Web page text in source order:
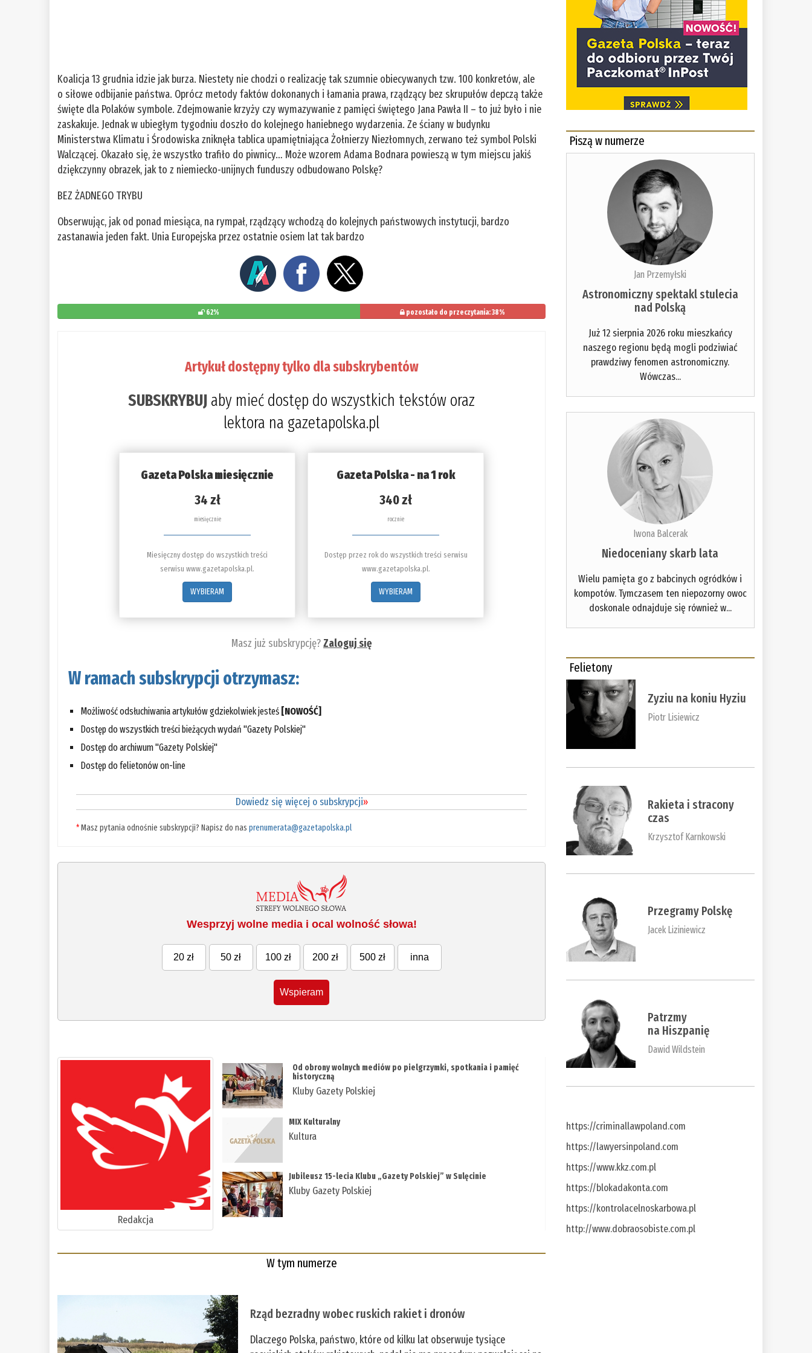
Koalicja 13 grudnia idzie jak burza. Niestety nie chodzi o realizację tak szumnie obiecywanych tzw. 100 konkretów, ale
o siłowe odbijanie państwa. Oprócz metody faktów dokonanych i łamania prawa, rządzący bez skrupułów depczą także
święte dla Polaków symbole. Zdejmowanie krzyży czy wymazywanie z pamięci świętego Jana Pawła II – to już było i nie
zaskakuje. Jednak w ubiegłym tygodniu doszło do kolejnego haniebnego wydarzenia. Ze ściany w budynku
Ministerstwa Klimatu i Środowiska zniknęła tablica upamiętniająca Żołnierzy Niezłomnych, zerwano też symbol Polski
Walczącej. Okazało się, że wszystko trafiło do piwnicy… Może wzorem Adama Bodnara powieszą w tym miejscu jakiś
dziękczynny obrazek, jak to z niemiecko-unijnych funduszy odbudowano Polskę?
BEZ ŻADNEGO TRYBU
Obserwując, jak od ponad miesiąca, na rympał, rządzący wchodzą do kolejnych państwowych instytucji, bardzo
zastanawia jeden fakt. Unia Europejska przez ostatnie osiem lat tak bardzo
62% pozostało do przeczytania: 38%
Artykuł dostępny tylko dla subskrybentów
SUBSKRYBUJ aby mieć dostęp do wszystkich tekstów oraz
lektora na gazetapolska.pl
Gazeta Polska miesięcznie
34 zł
miesięcznie
Miesięczny dostęp do wszystkich treści
serwisu www.gazetapolska.pl.
WYBIERAM
Gazeta Polska - na 1 rok
340 zł
rocznie
Dostęp przez rok do wszystkich treści serwisu
www.gazetapolska.pl.
WYBIERAM
Masz już subskrypcję?Zaloguj się
W ramach subskrypcji otrzymasz:
Możliwość odsłuchiwania artykułów gdziekolwiek jesteś [NOWOŚĆ]
Dostęp do wszystkich treści bieżących wydań "Gazety Polskiej"
Dostęp do archiwum "Gazety Polskiej"
Dostęp do felietonów on-line
Dowiedz się więcej o subskrypcji»
*Masz pytania odnośnie subskrypcji? Napisz do nasprenumerata@gazetapolska.pl
Wesprzyj wolne media i ocal wolność słowa!
20 zł 50 zł 100 zł 200 zł 500 zł inna
Wspieram
Redakcja
Od obrony wolnych mediów po pielgrzymki, spotkania i pamięć
historyczną
Kluby Gazety Polskiej
MIX Kulturalny
Kultura
Jubileusz 15-lecia Klubu „Gazety Polskiej” w Sulęcinie
Kluby Gazety Polskiej
W tym numerze
Rząd bezradny wobec ruskich rakiet i dronów
Dlaczego Polska, państwo, które od kilku lat obserwuje tysiące
Piszą w numerze
Jan Przemyłski
Astronomiczny spektakl stulecia
nad Polską
Już 12 sierpnia 2026 roku mieszkańcy
naszego regionu będą mogli podziwiać
prawdziwy fenomen astronomiczny.
Wówczas...
Iwona Balcerak
Niedoceniany skarb lata
Wielu pamięta go z babcinych ogródków i
kompotów. Tymczasem ten niepozorny owoc
doskonale odnajduje się również w...
Felietony
Zyziu na koniu Hyziu
Piotr Lisiewicz
Rakieta i stracony
czas
Krzysztof Karnkowski
Przegramy Polskę
Jacek Liziniewicz
Patrzmy
na Hiszpanię
Dawid Wildstein
https://criminallawpoland.com
https://lawyersinpoland.com
https://www.kkz.com.pl
https://blokadakonta.com
https://kontrolacelnoskarbowa.pl
http://www.dobraosobiste.com.pl